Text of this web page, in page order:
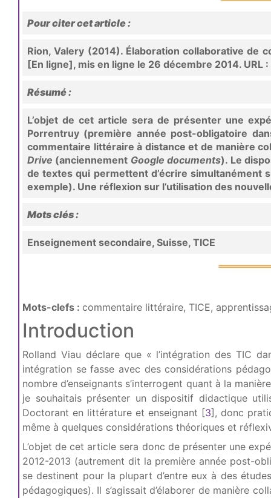
Pour citer cet article :
Rion, Valery (2014). Élaboration collaborative de
[En ligne], mis en ligne le 26 décembre 2014. URL :
Résumé :
L’objet de cet article sera de présenter une
Porrentruy (première année post-obligatoire
commentaire littéraire à distance et de manière
Drive (anciennement Google documents). Le
de textes qui permettent d’écrire
exemple). Une réflexion sur l’utilisation des
Mots clés :
Enseignement secondaire, Suisse, TICE
Mots-clefs : commentaire littéraire, TICE,
Introduction
Rolland Viau déclare que « l’intégration des TIC
intégration se fasse avec des considérations
nombre d’enseignants s’interrogent quant à la
je souhaitais présenter un dispositif didactique
Doctorant en littérature et enseignant [3] , donc
même à quelques considérations théoriques et
L’objet de cet article sera donc de présenter une
2012-2013 (autrement dit la première année post-
se destinent pour la plupart d’entre eux à des
pédagogiques). Il s’agissait d’élaborer de manière